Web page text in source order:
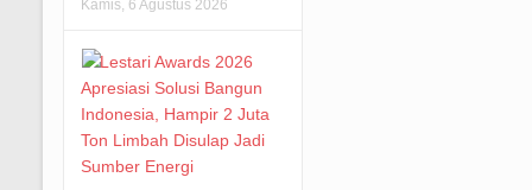
Kamis, 6 Agustus 2026